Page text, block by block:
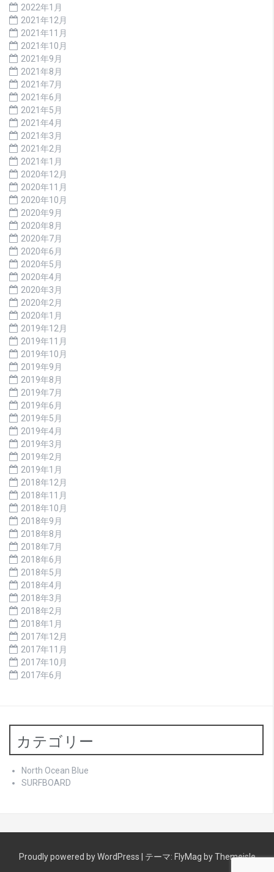
2022年1月
2021年12月
2021年11月
2021年10月
2021年9月
2021年8月
2021年7月
2021年6月
2021年5月
2021年4月
2021年3月
2021年2月
2021年1月
2020年12月
2020年11月
2020年10月
2020年9月
2020年8月
2020年7月
2020年6月
2020年5月
2020年4月
2020年3月
2020年2月
2020年1月
2019年12月
2019年11月
2019年10月
2019年9月
2019年8月
2019年7月
2019年6月
2019年5月
2019年4月
2019年3月
2019年2月
2019年1月
2018年12月
2018年11月
2018年10月
2018年9月
2018年8月
2018年7月
2018年6月
2018年5月
2018年4月
2018年3月
2018年2月
2018年1月
2017年12月
2017年11月
2017年10月
2017年6月
カテゴリー
North Ocean Blue
SURFBOARD
Proudly powered by WordPress テーマ: FlyMag by Themeisle